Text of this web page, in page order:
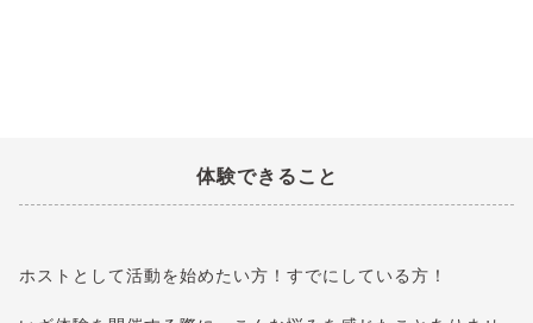
体験できること
ホストとして活動を始めたい方！すでにしている方！